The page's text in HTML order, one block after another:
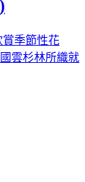
賞季節性花
雲杉林所織就